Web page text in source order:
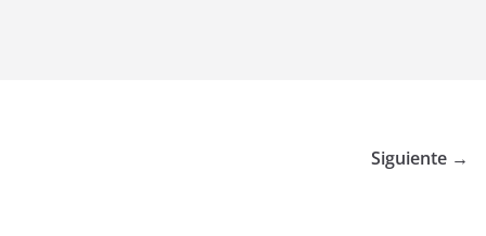
Siguiente →